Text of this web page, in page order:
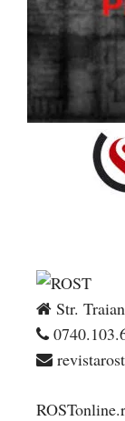
Str.